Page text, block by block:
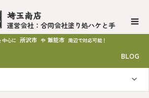
埼玉南店
運営会社：合同会社塗り処ハケと手
中心に 所沢市 や 飯能市 周辺で対応可能！
BLOG